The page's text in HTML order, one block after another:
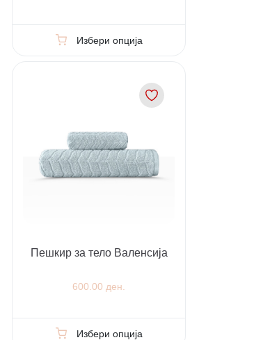
Избери опција
Пешкир за телo Валенсија
600.00 ден.
Избери опција